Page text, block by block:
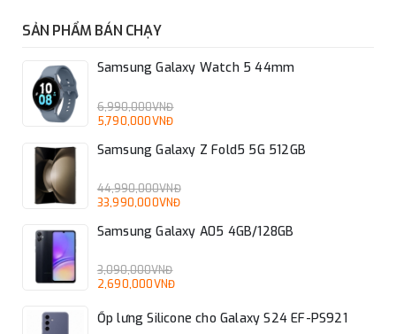
SẢN PHẨM BÁN CHẠY
Samsung Galaxy Watch 5 44mm
6,990,000VNĐ
5,790,000VNĐ
Samsung Galaxy Z Fold5 5G 512GB
44,990,000VNĐ
33,990,000VNĐ
Samsung Galaxy A05 4GB/128GB
3,090,000VNĐ
2,690,000VNĐ
Ốp lưng Silicone cho Galaxy S24 EF-PS921